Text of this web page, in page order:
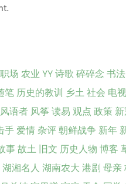
职场农业YY诗歌碎碎念书法
笔历史的教训 乡土社会 电
风语者风筝读易观点政策
手爱情杂评朝鲜战争新年
事故土旧文 历史人物博客
湖湘名人湖南农大港剧母亲